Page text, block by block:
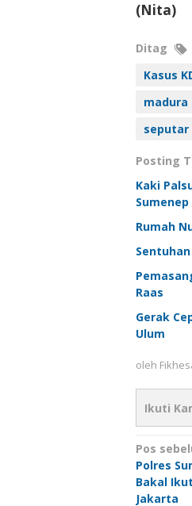
(Nita)
Ditag
Kasus
madura
seputar
Posting
Kaki
Sumenep
Rumah
Raas
Gerak
Ulum
oleh
Ikuti
pos
Pos
Polres
Bakal
Jakarta